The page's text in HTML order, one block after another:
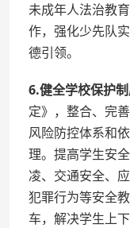
未成年人法治教
作，强化少先队
德引领。
6.健全学校保护制
定》，整合、完
风险防控体系和
理。提高学生安
凌、交通安全、
犯罪行为等安全
车，解决学生上